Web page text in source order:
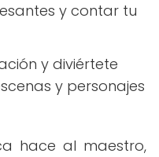
y contar tu
y diviértete
y personajes
hace al maestro,